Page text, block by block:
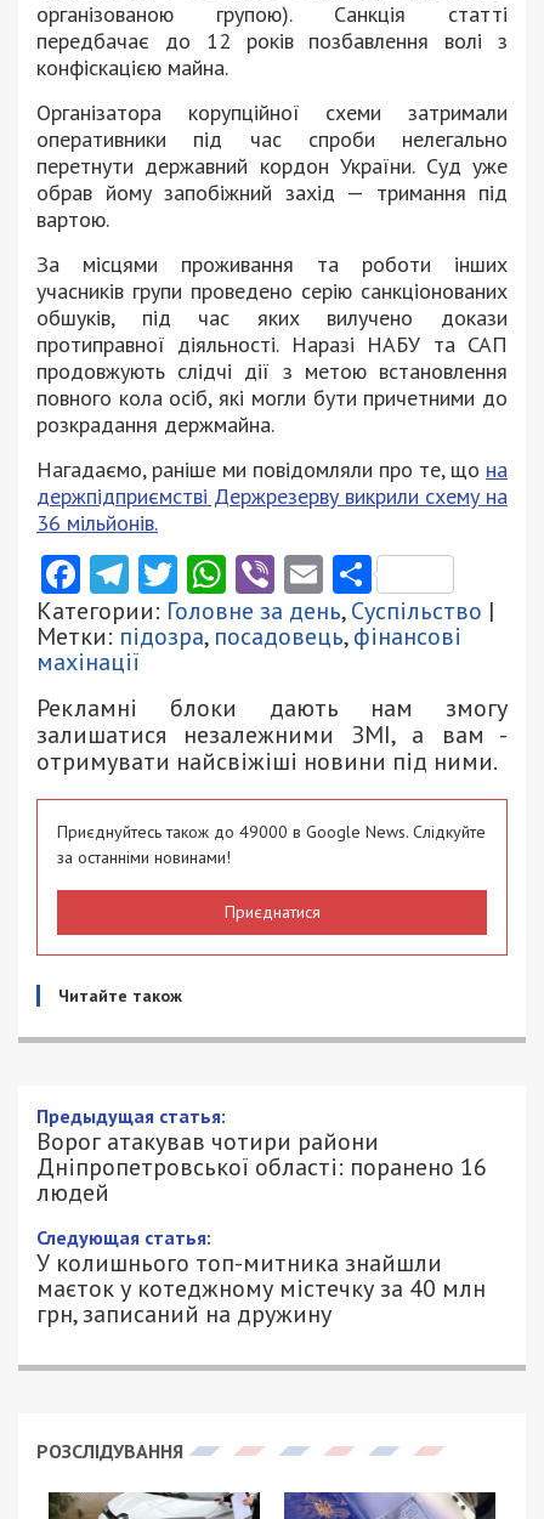
організованою групою). Санкція статті
передбачає до 12 років позбавлення волі з
конфіскацією майна.
Організатора корупційної схеми затримали
оперативники під час спроби нелегально
перетнути державний кордон України. Суд уже
обрав йому запобіжний захід — тримання під
вартою.
За місцями проживання та роботи інших
учасників групи проведено серію санкціонованих
обшуків, під час яких вилучено докази
протиправної діяльності. Наразі НАБУ та САП
продовжують слідчі дії з метою встановлення
повного кола осіб, які могли бути причетними до
розкрадання держмайна.
Нагадаємо, раніше ми повідомляли про те, що на
держпідприємстві Держрезерву викрили схему на
36 мільйонів.
Facebook
Telegram
Twitter
WhatsApp
ViberEmail
Категории: Головне за день,Суспільство |
Метки: підозра, посадовець,фінансові
махінації
Рекламні блоки дають нам змогу
залишатися незалежними ЗМІ, а вам -
отримувати найсвіжіші новини під ними.
Приєднуйтесь також до 49000 в Google News. Слідкуйте
за останніми новинами!
Приєднатися
Читайте також
Предыдущая статья:
Ворог атакував чотири райони
Дніпропетровської області: поранено 16
людей
Следующая статья:
У колишнього топ-митника знайшли
маєток у котеджному містечку за 40 млн
грн, записаний на дружину
РОЗСЛІДУВАННЯ